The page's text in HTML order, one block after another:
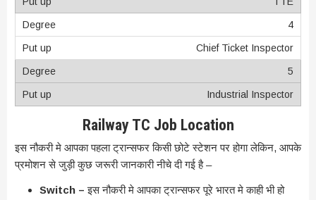
4
Chief Ticket Inspector
5
Industrial Inspector
Railway TC Job Location
इस नौकरी मे आपका पहला ट्रान्सफर किसी छोटे स्टेशन पर होगा लेकिन, आपके
प्रमोशन से जुड़ी कुछ जरूरी जानकारी नीचे दी गई है –
Switch –इस नौकरी मे आपका ट्रान्सफर पूरे भारत मे काही भी हो